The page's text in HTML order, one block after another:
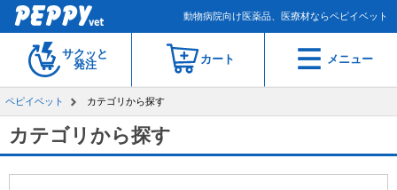
動物病院向け医薬品、医療材ならペピイベット
サクッと
発注
カート メニュー
ペピイベット カテゴリから探す
カテゴリから探す